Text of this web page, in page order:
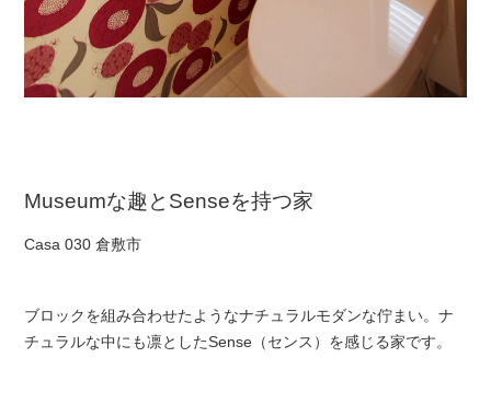
Museumな趣とSenseを持つ家
Casa 030 倉敷市
ブロックを組み合わせたようなナチュラルモダンな佇まい。ナ
チュラルな中にも凛としたSense（センス）を感じる家です。